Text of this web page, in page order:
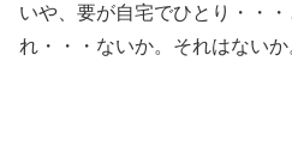
いや、要が自宅でひとり・・
れ・・・ないか。それはないか